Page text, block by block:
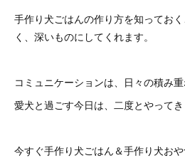
手作り犬ごはんの作り方を知ってお
く、深いものにしてくれます。
コミュニケーションは、日々の積み重
愛犬と過ごす今日は、二度とやってき
今すぐ手作り犬ごはん＆手作り犬お